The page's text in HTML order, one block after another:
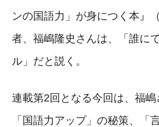
ンの国語力」が身につく本』
者、福嶋隆史さんは、「誰に
ル」だと説く。
連載第2回となる今回は、福
「国語力アップ」の秘策、「